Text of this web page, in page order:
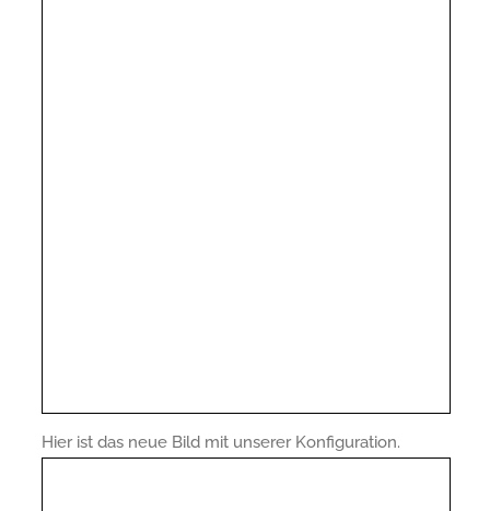
Hier ist das neue Bild mit unserer Konfiguration.